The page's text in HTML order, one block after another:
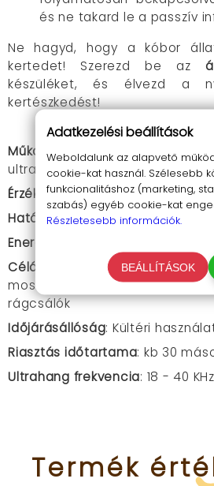
és ne takard le a passzív
Ne hagyd, hogy a kóbor
kertedet! Szerezd be az
készüléket, és élvezd a
kertészkedést!
Működési elv : Passzív
ultrahangos riasztás
Érzékelési szög: 110°
Hatótávolság: 8-9 méter
Energiaforrás
Célállatok
: Egér, patkány,
mosómedve, borz,
rágcsálók
Időjárásállóság: Kültéri
Riasztás időtartama: kb 30
Ultrahang frekvencia: 18 - 40 KHz
Termék
Adatkezelési beállítások
Weboldalunk az alapvető
cookie-kat használ. Szélesebb
funkcionalitáshoz (marketing,
szabás) egyéb cookie-kat
Részletesebb információk.
BEÁLLÍTÁSOK